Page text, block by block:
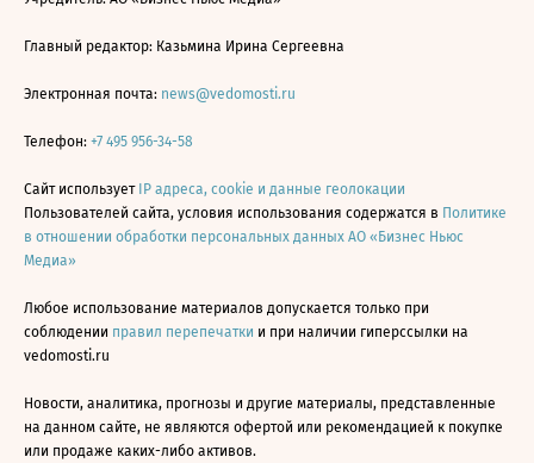
Главный редактор: Казьмина Ирина Сергеевна
Электронная почта: news@vedomosti.ru
Телефон: +7 495 956-34-58
Сайт использует IP адреса, cookie и данные геолокации
Пользователей сайта, условия использования содержатся в Политике
в отношении обработки персональных данных АО «Бизнес Ньюс
Медиа»
Любое использование материалов допускается только при
соблюдении правил перепечатки и при наличии гиперссылки на
vedomosti.ru
Новости, аналитика, прогнозы и другие материалы, представленные
на данном сайте, не являются офертой или рекомендацией к покупке
или продаже каких-либо активов.